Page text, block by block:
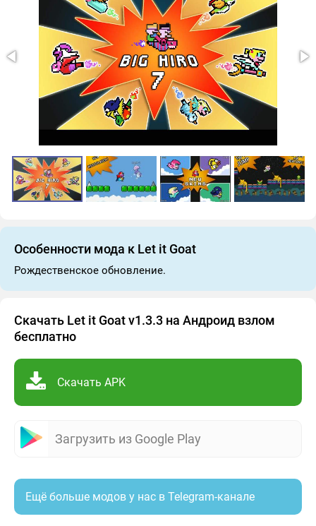
Особенности мода к Let it Goat
Рождественское обновление.
Скачать Let it Goat v1.3.3 на Андроид взлом
бесплатно
Скачать APK
Загрузить из Google Play
Ещё больше модов у нас в Telegram-канале